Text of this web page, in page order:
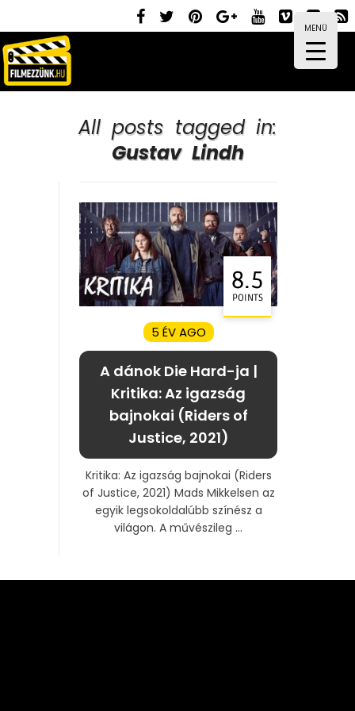
MENÜ
All posts tagged in:
Gustav Lindh
8.5
POINTS
5 ÉV AGO
A dánok Die Hard-ja |
Kritika: Az igazság
bajnokai (Riders of
Justice, 2021)
Kritika: Az igazság bajnokai (Riders
of Justice, 2021) Mads Mikkelsen az
egyik legsokoldalúbb színész a
világon. A művészileg ...